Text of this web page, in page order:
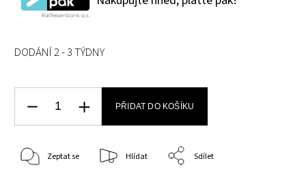
DODÁNÍ 2 - 3 TÝDNY
PŘIDAT DO KOŠÍKU
Zeptat se Hlídat Sdílet